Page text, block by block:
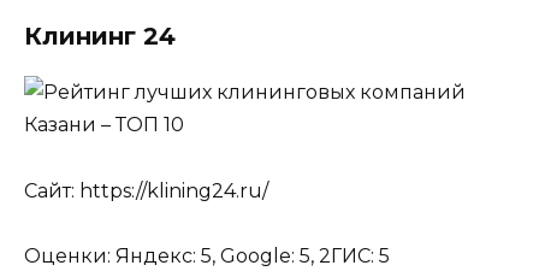
Клининг 24
Сайт: https://klining24.ru/
Оценки: Яндекс: 5, Google: 5, 2ГИС: 5